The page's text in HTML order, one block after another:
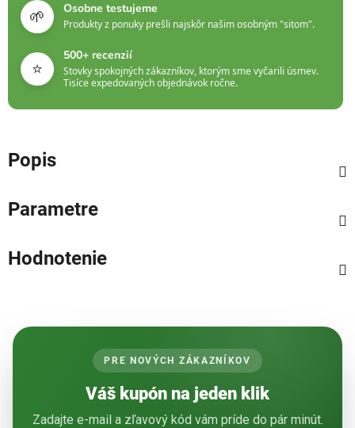
🌱 Osobne testujeme
Produkty z ponuky prešli najskôr našim osobným "sitom".
⭐
500+ recenzií
Stovky spokojných zákazníkov, ktorým sme vyčarili úsmev.
Tisíce expedovaných objednávok ročne.
Popis
Parametre
Hodnotenie
PRE NOVÝCH ZÁKAZNÍKOV
Váš kupón na jeden klik
Zadajte e-mail a zľavový kód vám príde do pár minút.